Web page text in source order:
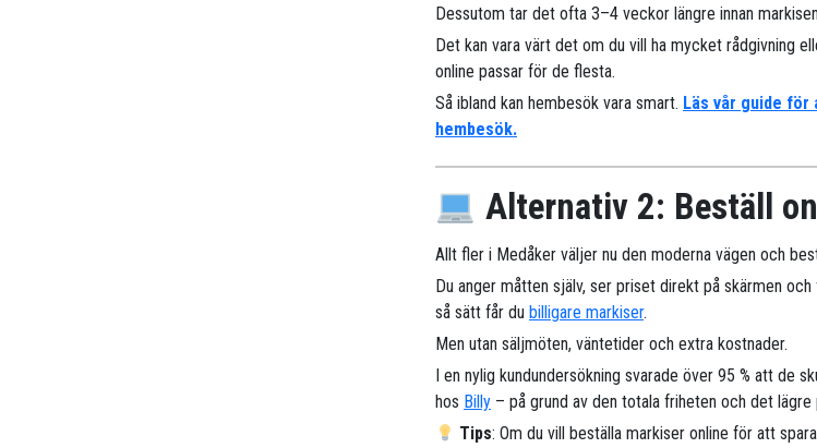
Dessutom tar det ofta 3–4 veckor längre innan
Det kan vara värt det om du vill ha mycket rådgivning
online passar för de flesta.
Så ibland kan hembesök vara smart. Läs vår guide
hembesök.
Alternativ 2: Beställ
Allt fler i Medåker väljer nu den moderna vägen och
Du anger måtten själv, ser priset direkt på skärmen
så sätt får du billigare markiser.
Men utan säljmöten, väntetider och extra kostnader.
I en nylig kundundersökning svarade över 95 % att de
hos Billy – på grund av den totala friheten och det lägre
Tips: Om du vill beställa markiser online för att